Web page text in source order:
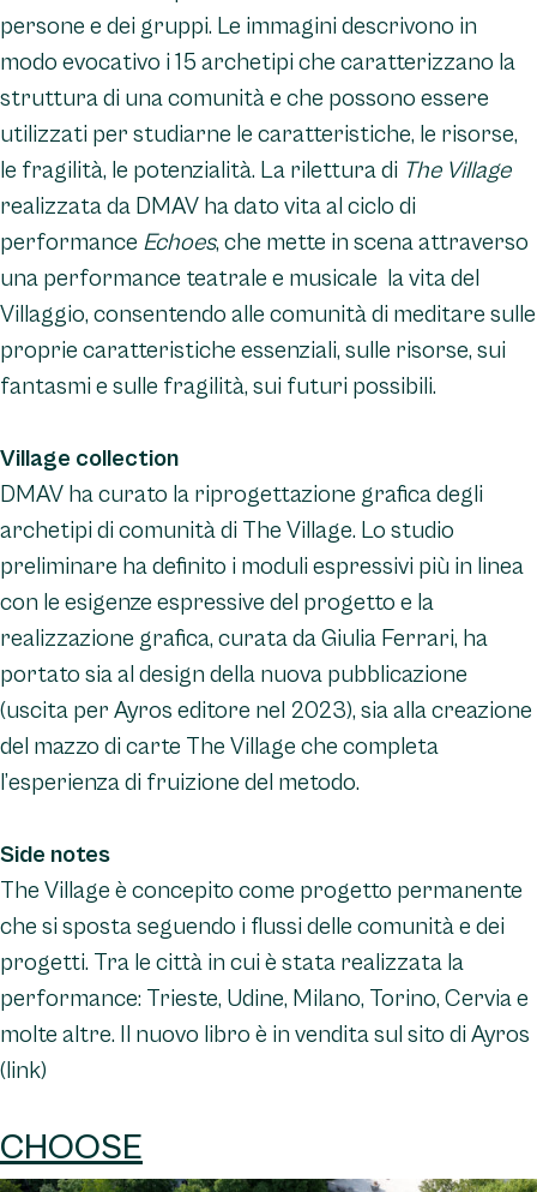
persone e dei gruppi. Le immagini descrivono in
modo evocativo i 15 archetipi che caratterizzano la
struttura di una comunità e che possono essere
utilizzati per studiarne le caratteristiche, le risorse,
le fragilità, le potenzialità. La rilettura di The Village
realizzata da DMAV ha dato vita al ciclo di
performance Echoes, che mette in scena attraverso
una performance teatrale e musicale la vita del
Villaggio, consentendo alle comunità di meditare sulle
proprie caratteristiche essenziali, sulle risorse, sui
fantasmi e sulle fragilità, sui futuri possibili.
Village collection
DMAV ha curato la riprogettazione grafica degli
archetipi di comunità di The Village. Lo studio
preliminare ha definito i moduli espressivi più in linea
con le esigenze espressive del progetto e la
realizzazione grafica, curata da Giulia Ferrari, ha
portato sia al design della nuova pubblicazione
(uscita per Ayros editore nel 2023), sia alla creazione
del mazzo di carte The Village che completa
l’esperienza di fruizione del metodo.
Side notes
The Village è concepito come progetto permanente
che si sposta seguendo i flussi delle comunità e dei
progetti. Tra le città in cui è stata realizzata la
performance: Trieste, Udine, Milano, Torino, Cervia e
molte altre. Il nuovo libro è in vendita sul sito di Ayros
(link)
CHOOSE